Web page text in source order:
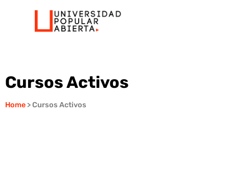
Cursos Activos
Home > Cursos Activos